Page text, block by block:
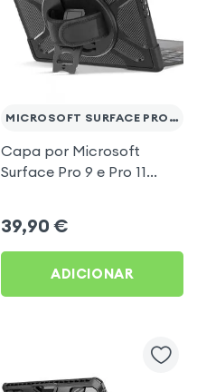
MICROSOFT SURFACE PRO 9 E 11
Capa por Microsoft
Surface Pro 9 e Pro 11
39,90 €
ADICIONAR